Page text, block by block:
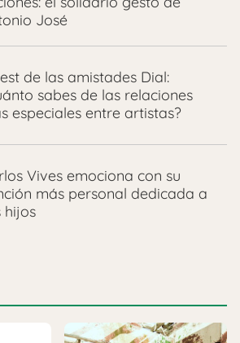
José
de las amistades Dial:
sabes de las relaciones
especiales entre artistas?
Vives emociona con su
más personal dedicada a
hijos